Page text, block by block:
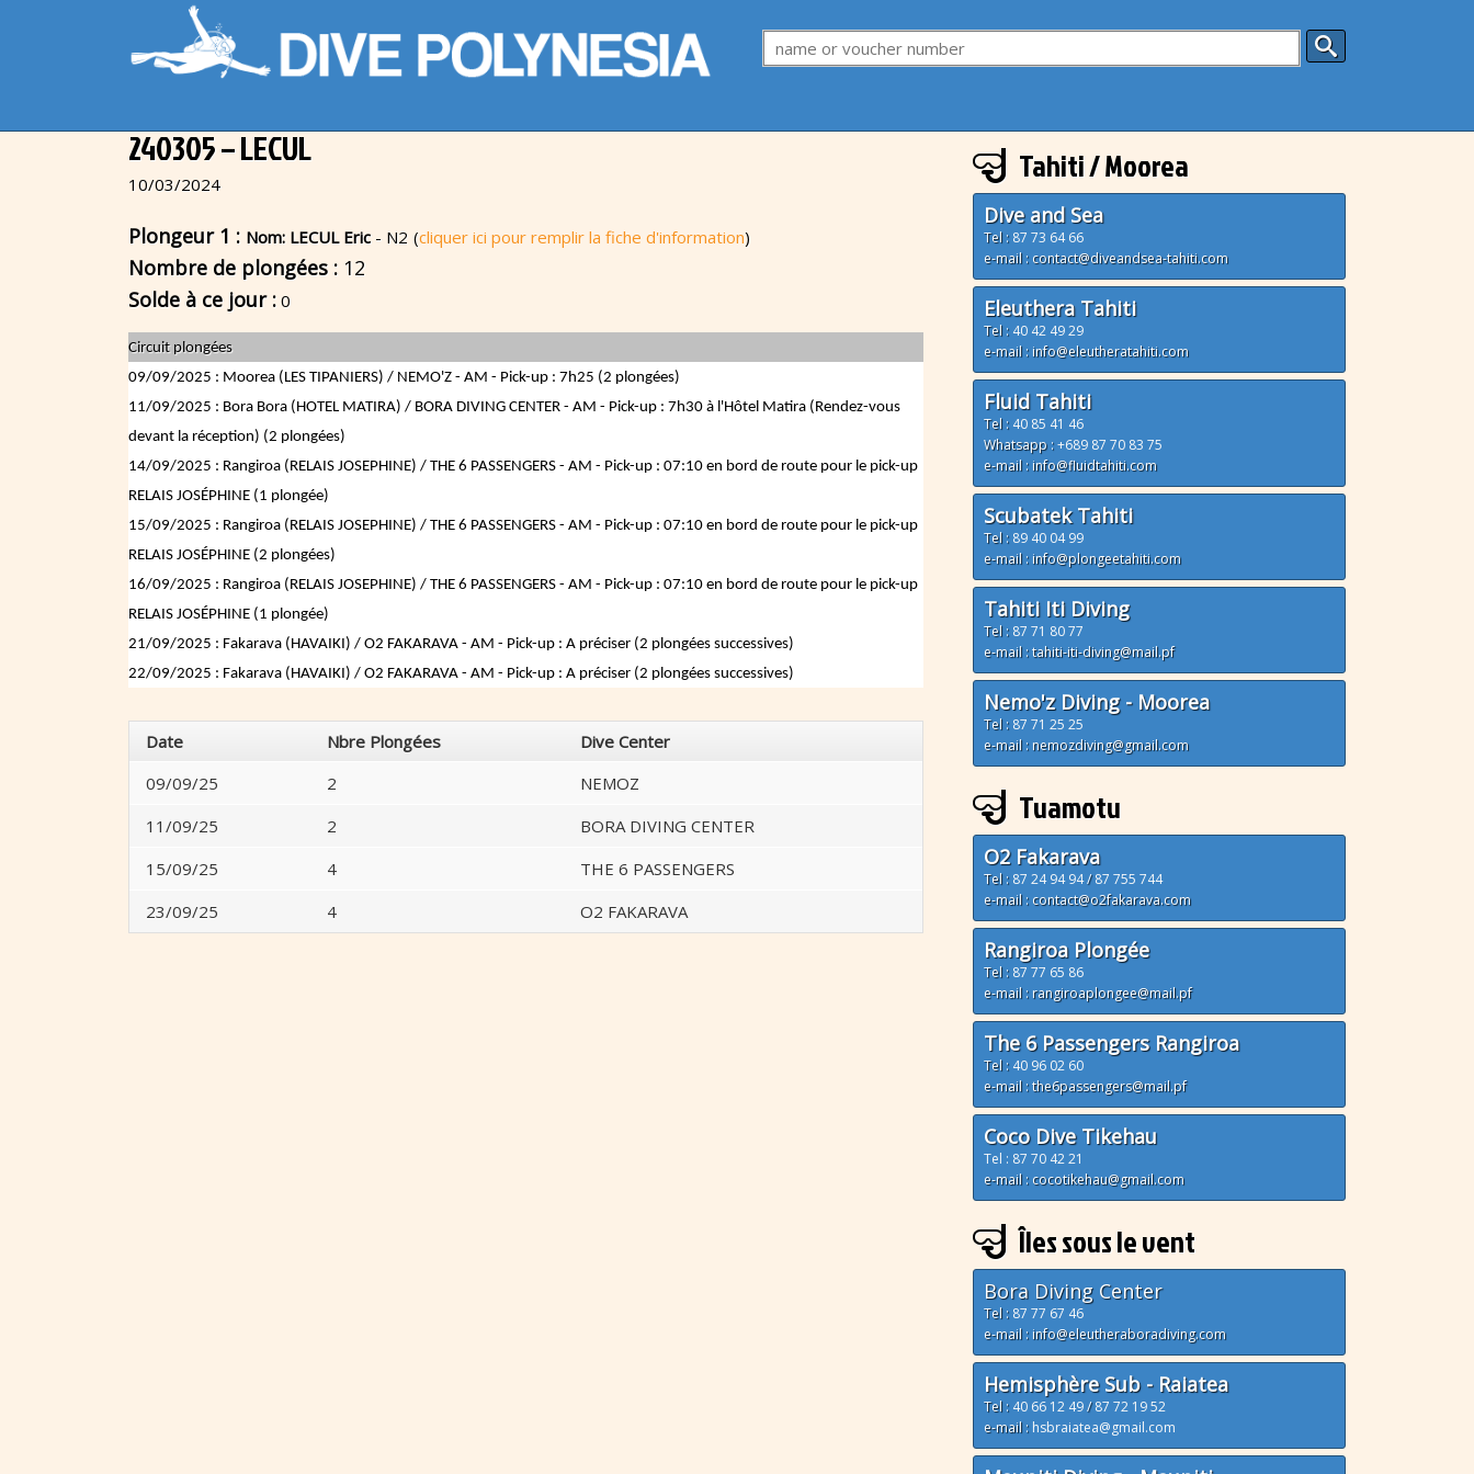
240305 – LECUL
10/03/2024
Plongeur 1 : Nom: LECUL Eric - N2 (cliquer ici pour remplir la fiche d'information)
Nombre de plongées : 12
Solde à ce jour : 0
Circuit plongées
09/09/2025 : Moorea (LES TIPANIERS) / NEMO'Z - AM - Pick-up : 7h25 (2 plongées)
11/09/2025 : Bora Bora (HOTEL MATIRA) / BORA DIVING CENTER - AM - Pick-up : 7h30 à l'Hôtel Matira (Rendez-vous
devant la réception) (2 plongées)
14/09/2025 : Rangiroa (RELAIS JOSEPHINE) / THE 6 PASSENGERS - AM - Pick-up : 07:10 en bord de route pour le pick-up
RELAIS JOSÉPHINE (1 plongée)
15/09/2025 : Rangiroa (RELAIS JOSEPHINE) / THE 6 PASSENGERS - AM - Pick-up : 07:10 en bord de route pour le pick-up
RELAIS JOSÉPHINE (2 plongées)
16/09/2025 : Rangiroa (RELAIS JOSEPHINE) / THE 6 PASSENGERS - AM - Pick-up : 07:10 en bord de route pour le pick-up
RELAIS JOSÉPHINE (1 plongée)
21/09/2025 : Fakarava (HAVAIKI) / O2 FAKARAVA - AM - Pick-up : A préciser (2 plongées successives)
22/09/2025 : Fakarava (HAVAIKI) / O2 FAKARAVA - AM - Pick-up : A préciser (2 plongées successives)
Date Nbre Plongées
Dive Center
09/09/25
2
NEMOZ
11/09/25
2
BORA DIVING CENTER
15/09/25
4
THE 6 PASSENGERS
23/09/25
4 O2 FAKARAVA
Tahiti / Moorea
Dive and Sea
Tel : 87 73 64 66
e-mail : contact@diveandsea-tahiti.com
Eleuthera Tahiti
Tel : 40 42 49 29
e-mail : info@eleutheratahiti.com
Fluid Tahiti
Tel : 40 85 41 46
Whatsapp :+689 87 70 83 75
e-mail : info@fluidtahiti.com
Scubatek Tahiti
Tel : 89 40 04 99
e-mail : info@plongeetahiti.com
Tahiti Iti Diving
Tel : 87 71 80 77
e-mail : tahiti-iti-diving@mail.pf
Nemo'z Diving - Moorea
Tel : 87 71 25 25
e-mail : nemozdiving@gmail.com
Tuamotu
O2 Fakarava
Tel : 87 24 94 94/87 755 744
e-mail : contact@o2fakarava.com
Rangiroa Plongée
Tel : 87 77 65 86
e-mail : rangiroaplongee@mail.pf
The 6 Passengers Rangiroa
Tel : 40 96 02 60
e-mail : the6passengers@mail.pf
Coco Dive Tikehau
Tel : 87 70 42 21
e-mail : cocotikehau@gmail.com
Îles sous le vent
Bora Diving Center
Tel : 87 77 67 46
e-mail : info@eleutheraboradiving.com
Hemisphère Sub - Raiatea
Tel : 40 66 12 49/87 72 19 52
e-mail : hsbraiatea@gmail.com